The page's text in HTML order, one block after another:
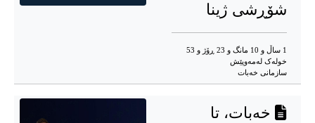
شۆڕشی ژینا
1 ساڵ و 10 مانگ و 23 ڕۆژ و 53
خوله‌ک له‌مه‌وپێش‌
سازمانی خەبات
‎خەبات، تا